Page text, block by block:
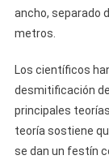
ancho, separado
metros.
Los científicos
desmitificación
principales
teoría sostiene
se dan un festín